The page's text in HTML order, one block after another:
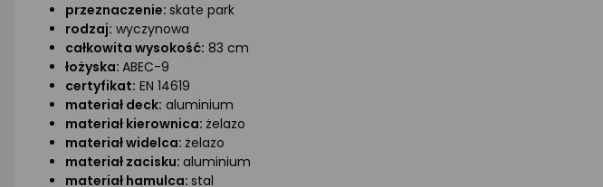
przeznaczenie: skate park
rodzaj: wyczynowa
całkowita wysokość: 83 cm
łożyska: ABEC-9
certyfikat: EN 14619
materiał deck: aluminium
materiał kierownica: żelazo
materiał widelca: żelazo
materiał zacisku: aluminium
materiał hamulca: stal